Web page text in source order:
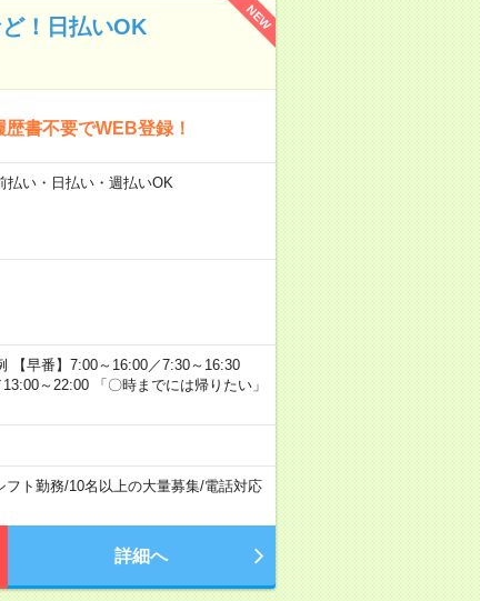
NEW
！日払いOK
書不要でWEB登録！
い・日払い・週払いOK
早番】7:00～16:00／7:30～16:30
～22:00 「〇時までには帰りたい」
フト勤務/10名以上の大量募集/電話対応
詳細へ